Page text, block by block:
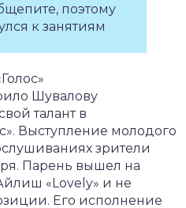
поэтому
к занятиям
Шувалову
талант в
Выступление молодого
зрители
Парень вышел на
«Lovely» и не
Его исполнение